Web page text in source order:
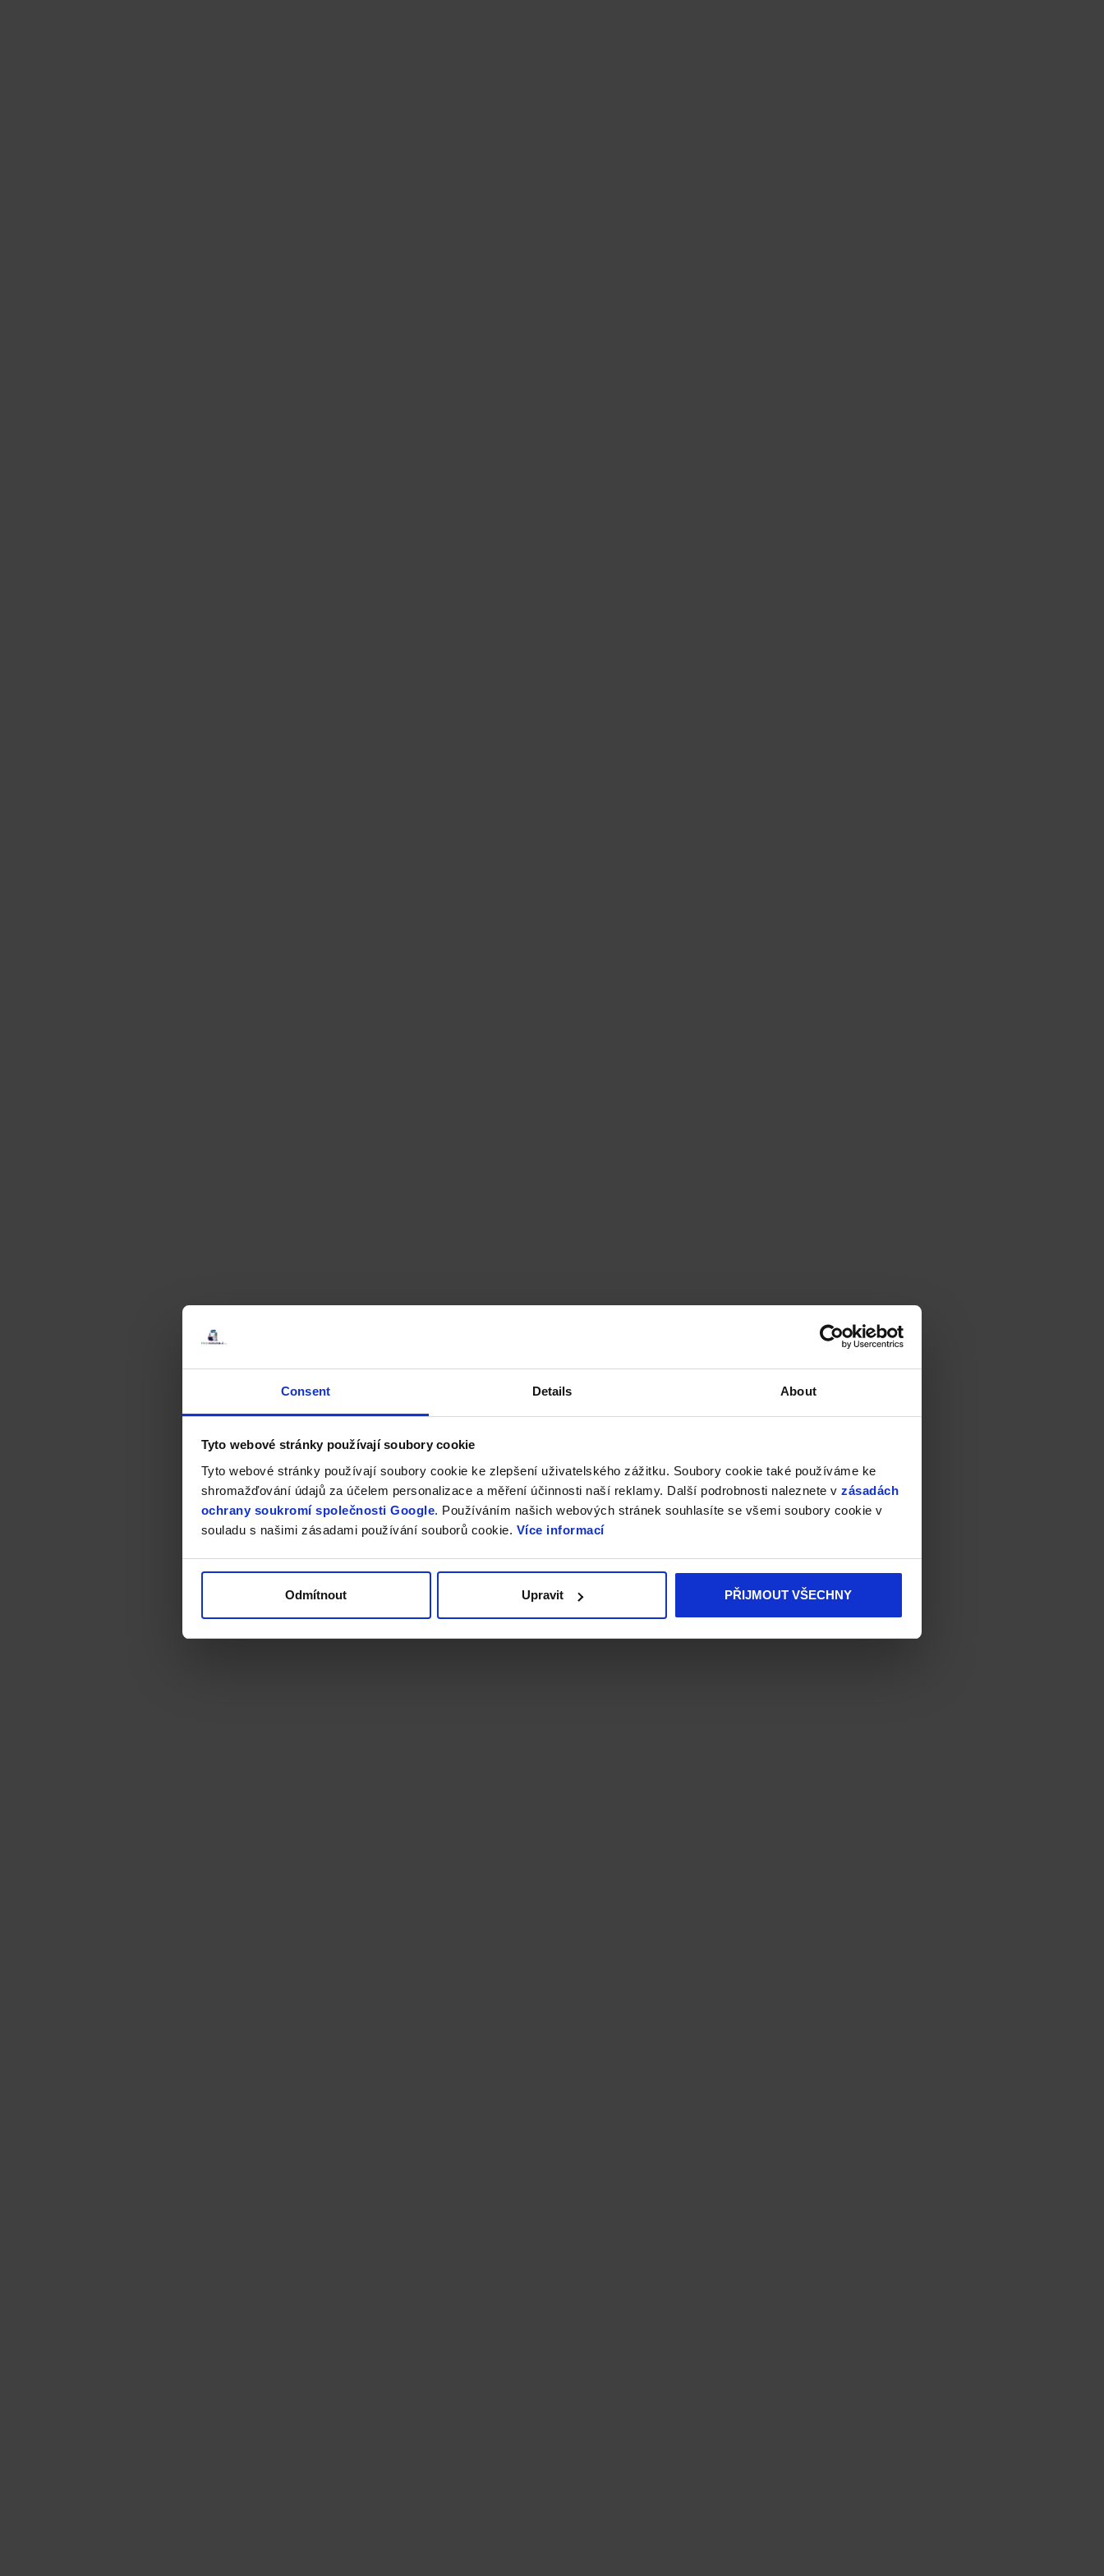
Consent Details About
Tyto webové stránky používají soubory cookie
Tyto webové stránky používají soubory cookie ke zlepšení uživatelského zážitku. Soubory cookie také používáme ke
shromažďování údajů za účelem personalizace a měření účinnosti naší reklamy. Další podrobnosti naleznete v zásadách
ochrany soukromí společnosti Google. Používáním našich webových stránek souhlasíte se všemi soubory cookie v
souladu s našimi zásadami používání souborů cookie. Více informací
Odmítnout Upravit PŘIJMOUT VŠECHNY